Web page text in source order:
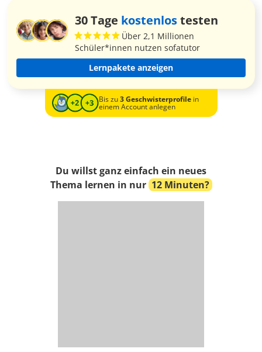
30 Tage kostenlostesten
Über 2,1 Millionen
Schüler*innen nutzen sofatutor
Lernpakete anzeigen
Bis zu3 Geschwisterprofilein
einem Account anlegen
Du willst ganz einfach ein neues
Thema lernen in nur 12 Minuten?